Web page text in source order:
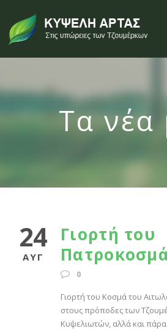
Τα νέα
24
ΑΥΓ
Γιορτή του
0
Γιορτή του Κοσμά του
στους πρόποδες των
Κυψελιωτών, αλλά και